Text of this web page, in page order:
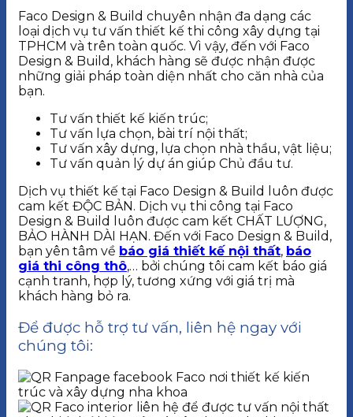
Faco Design & Build chuyên nhận đa dạng các
loại dịch vụ tư vấn thiết kế thi công xây dựng tại
TPHCM và trên toàn quốc. Vì vậy, đến với Faco
Design & Build, khách hàng sẽ được nhận được
những giải pháp toàn diện nhất cho căn nhà của
bạn.
Tư vấn thiết kế kiến trúc;
Tư vấn lựa chọn, bài trí nội thất;
Tư vấn xây dựng, lựa chọn nhà thầu, vật liệu;
Tư vấn quản lý dự án giúp Chủ đầu tư.
Dịch vụ thiết kế tại Faco Design & Build luôn được
cam kết ĐỘC BẢN. Dịch vụ thi công tại Faco
Design & Build luôn được cam kết CHẤT LƯỢNG,
BẢO HÀNH DÀI HẠN. Đến với Faco Design & Build,
bạn yên tâm về báo giá thiết kế nội thất, báo
giá thi công thô,… bởi chúng tôi cam kết báo giá
cạnh tranh, hợp lý, tương xứng với giá trị mà
khách hàng bỏ ra.
Để được hỗ trợ tư vấn, liên hệ ngay với
chúng tôi: